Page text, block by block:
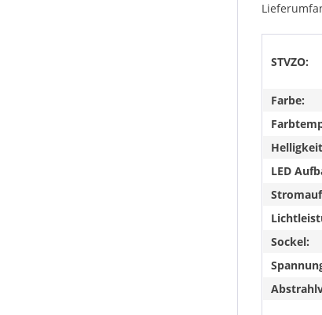
STVZO:
Farbe:
LED
Sockel: